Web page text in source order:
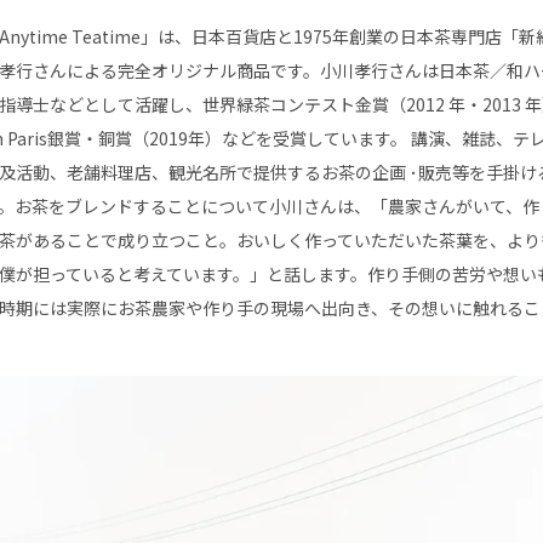
Anytime Teatime」は、日本百貨店と1975年創業の日本茶専門店「
行さんによる完全オリジナル商品です。小川孝行さんは日本茶／和
導士などとして活躍し、世界緑茶コンテスト金賞（2012 年・2013
Paris銀賞・銅賞（2019年）などを受賞しています。 講演、雑誌、テ
活動、老舗料理店、観光名所で提供するお茶の企画 ･販売等を手掛
お茶をブレンドすることについて小川さんは、「農家さんがいて、
があることで成り立つこと。おいしく作っていただいた茶葉を、よ
が担っていると考えています。」と話します。作り手側の苦労や想
期には実際にお茶農家や作り手の現場へ出向き、その想いに触れる